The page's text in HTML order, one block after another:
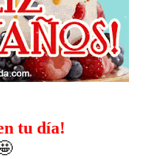
tu día!